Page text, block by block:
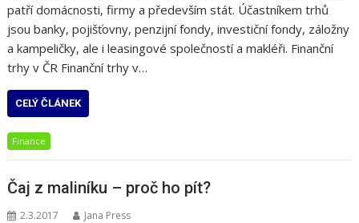
patří domácnosti, firmy a především stát. Účastníkem trhů
jsou banky, pojišťovny, penzijní fondy, investiční fondy, záložny
a kampeličky, ale i leasingové společností a makléři. Finanční
trhy v ČR Finanční trhy v…
CELÝ ČLÁNEK
Finance
Čaj z maliníku – proč ho pít?
2.3.2017 Jana Press